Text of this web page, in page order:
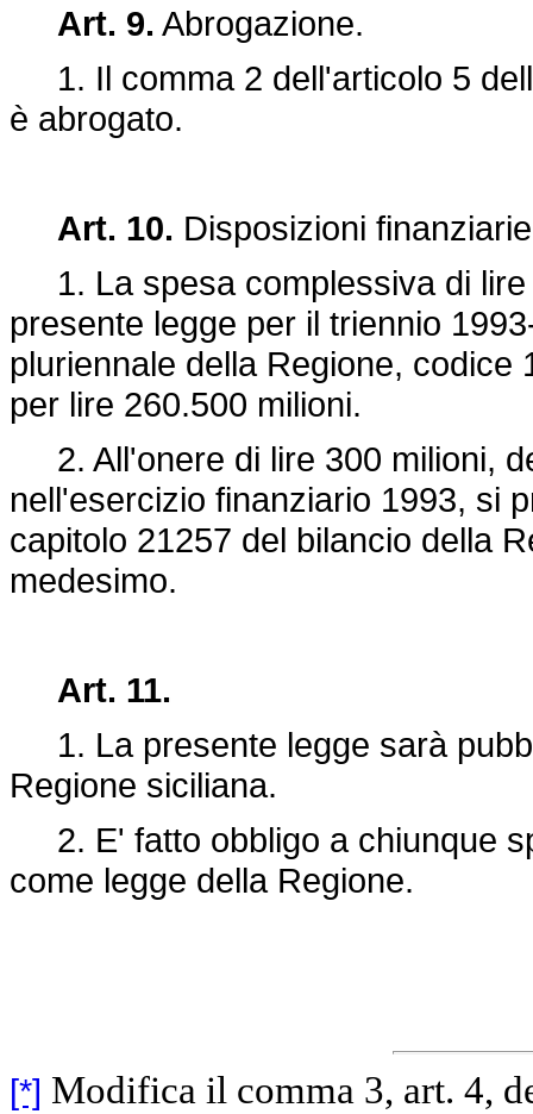
Art. 9. Abrogazione.
1. Il comma 2 dell'articolo 5
è abrogato.
Art. 10. Disposizioni
1. La spesa complessiva di lire
presente legge per il triennio
pluriennale della Regione, codice
per lire 260.500 milioni.
2. All'onere di lire 300 milioni,
nell'esercizio finanziario 1993, si
capitolo 21257 del bilancio della
medesimo.
Art. 11.
1. La presente legge sarà
Regione siciliana.
2. E' fatto obbligo a chiunque
come legge della Regione.
[*] Modifica il comma 3, art. 4,